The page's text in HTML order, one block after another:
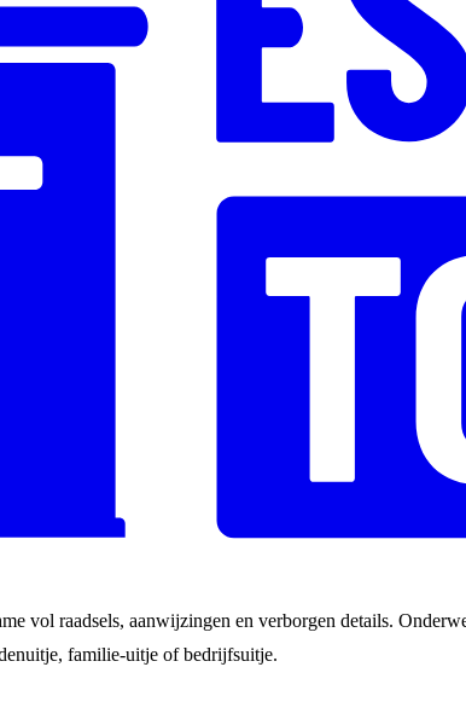
vol raadsels, aanwijzingen en verborgen details.
familie-uitje of bedrijfsuitje.